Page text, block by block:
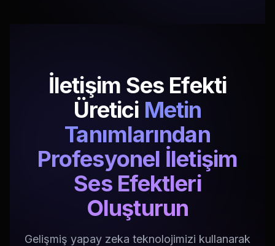
İletişim Ses Efekti
Üretici Metin
Tanımlarından
Profesyonel İletişim
Ses Efektleri
Oluşturun
Gelişmiş yapay zeka teknolojimizi kullanarak